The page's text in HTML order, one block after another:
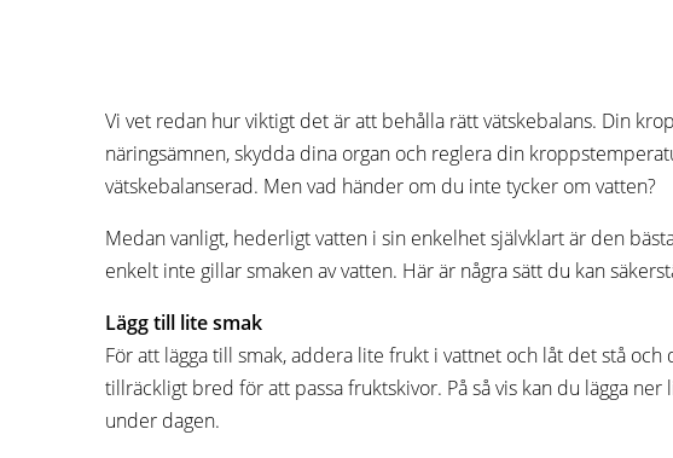
Vi vet redan hur viktigt det är att behålla rätt vätskebalans. Din
näringsämnen, skydda dina organ och reglera din
vätskebalanserad. Men vad händer om du inte tycker om vatten?
Medan vanligt, hederligt vatten i sin enkelhet självklart är den
enkelt inte gillar smaken av vatten. Här är några sätt du kan
Lägg till lite smak
För att lägga till smak, addera lite frukt i vattnet och låt det stå och
tillräckligt bred för att passa fruktskivor. På så vis kan du lägga
under dagen.